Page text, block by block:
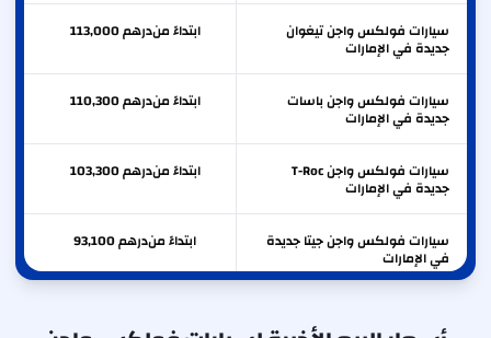
سيارات فولكس واجن تيغوان
جديدة في الإمارات
ابتداءً من 113,000درهم
سيارات فولكس واجن باسات
جديدة في الإمارات
ابتداءً من 110,300درهم
سيارات فولكس واجن T-Roc
جديدة في الإمارات
ابتداءً من 103,300درهم
سيارات فولكس واجن جيتا جديدة
في الإمارات
ابتداءً من 93,100درهم